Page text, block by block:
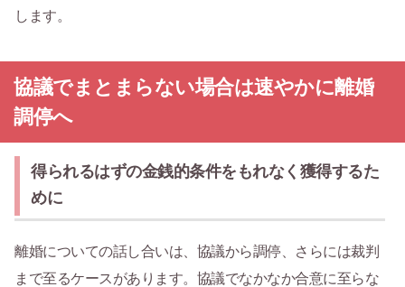
します。
協議でまとまらない場合は速やかに離婚
調停へ
得られるはずの金銭的条件をもれなく獲得するた
めに
離婚についての話し合いは、協議から調停、さらには裁判
まで至るケースがあります。協議でなかなか合意に至らな